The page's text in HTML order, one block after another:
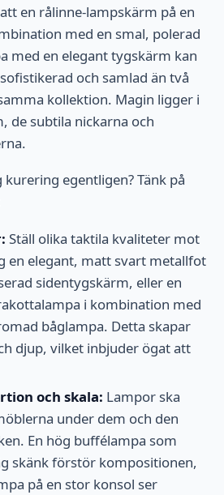
en rålinne-lampskärm på en
med en smal, polerad
med en elegant tygskärm kan
och samlad än två
kollektion. Magin ligger i
de subtila nickarna och
egentligen? Tänk på
Ställ olika taktila kvaliteter mot
en elegant, matt svart metallfot
sidentygskärm, eller en
i kombination med
båglampa. Detta skapar
djup, vilket inbjuder ögat att
och skala: Lampor ska
under dem och den
En hög buffélampa som
skänk förstör kompositionen,
på en stor konsol ser